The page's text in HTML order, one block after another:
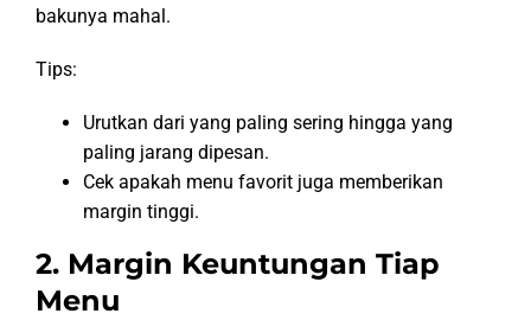
bakunya mahal.
Tips:
Urutkan dari yang paling sering hingga yang
paling jarang dipesan.
Cek apakah menu favorit juga memberikan
margin tinggi.
2. Margin Keuntungan Tiap
Menu